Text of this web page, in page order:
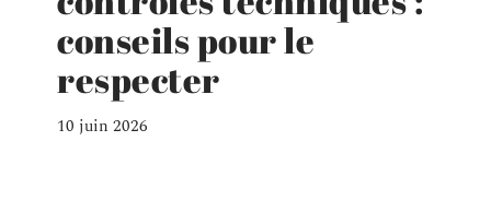
conseils pour le
respecter
10 juin 2026